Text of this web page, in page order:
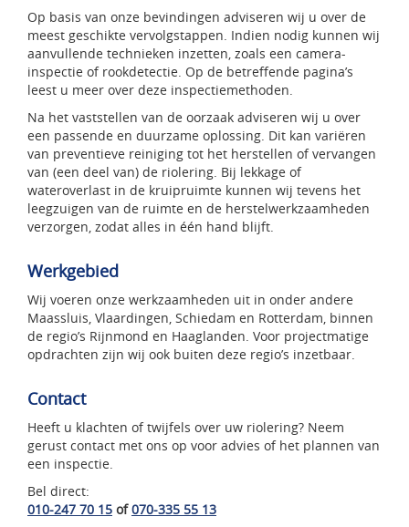
Op basis van onze bevindingen adviseren wij u over de
meest geschikte vervolgstappen. Indien nodig kunnen wij
aanvullende technieken inzetten, zoals een camera-
inspectie of rookdetectie. Op de betreffende pagina’s
leest u meer over deze inspectiemethoden.
Na het vaststellen van de oorzaak adviseren wij u over
een passende en duurzame oplossing. Dit kan variëren
van preventieve reiniging tot het herstellen of vervangen
van (een deel van) de riolering. Bij lekkage of
wateroverlast in de kruipruimte kunnen wij tevens het
leegzuigen van de ruimte en de herstelwerkzaamheden
verzorgen, zodat alles in één hand blijft.
Werkgebied
Wij voeren onze werkzaamheden uit in onder andere
Maassluis, Vlaardingen, Schiedam en Rotterdam, binnen
de regio’s Rijnmond en Haaglanden. Voor projectmatige
opdrachten zijn wij ook buiten deze regio’s inzetbaar.
Contact
Heeft u klachten of twijfels over uw riolering? Neem
gerust contact met ons op voor advies of het plannen van
een inspectie.
Bel direct:
010-247 70 15 of070-335 55 13